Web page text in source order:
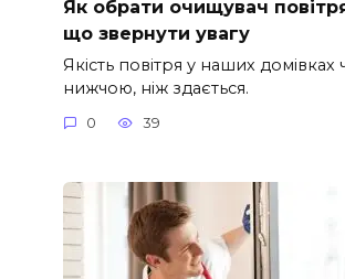
Як обрати очищувач
що звернути увагу
Якість повітря у наших домівках
нижчою, ніж здається.
0 39